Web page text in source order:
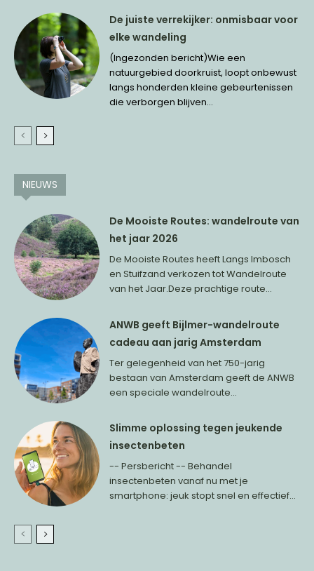
De juiste verrekijker: onmisbaar voor
elke wandeling
(Ingezonden bericht)Wie een
natuurgebied doorkruist, loopt onbewust
langs honderden kleine gebeurtenissen
die verborgen blijven...
NIEUWS
De Mooiste Routes: wandelroute van
het jaar 2026
De Mooiste Routes heeft Langs Imbosch
en Stuifzand verkozen tot Wandelroute
van het Jaar.Deze prachtige route...
ANWB geeft Bijlmer-wandelroute
cadeau aan jarig Amsterdam
Ter gelegenheid van het 750-jarig
bestaan van Amsterdam geeft de ANWB
een speciale wandelroute...
Slimme oplossing tegen jeukende
insectenbeten
-- Persbericht -- Behandel
insectenbeten vanaf nu met je
smartphone: jeuk stopt snel en effectief...